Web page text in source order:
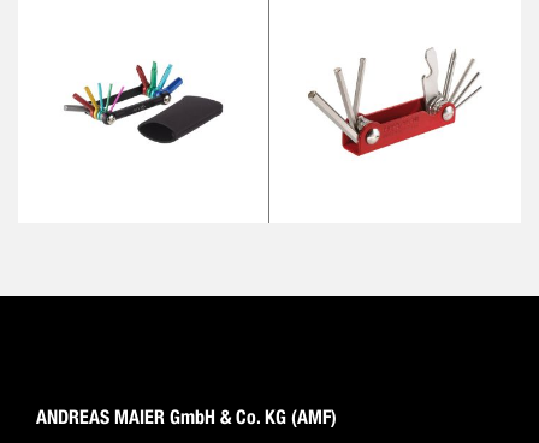
ANDREAS MAIER GmbH & Co. KG (AMF)